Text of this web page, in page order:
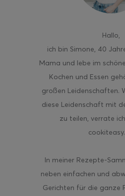
Hallo,
ich bin Simone, 40
Mama und lebe im
Kochen und Essen
großen Leidenschaften.
diese Leidenschaft mit
zu teilen, verrate
In meiner Rezepte-
neben einfachen und
Gerichten für die ganze